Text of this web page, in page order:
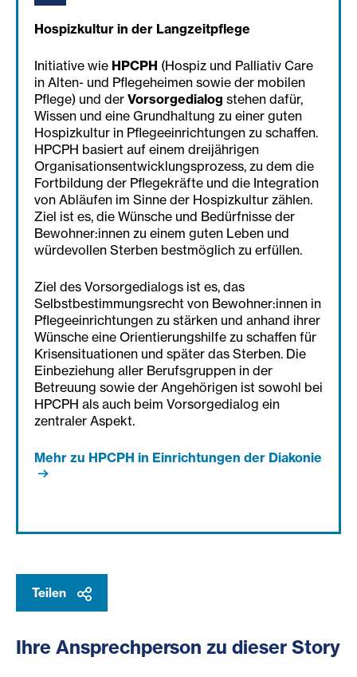
Hospizkultur in der Langzeitpflege
Initiative wie HPCPH (Hospiz und Palliativ Care
in Alten- und Pflegeheimen sowie der mobilen
Pflege) und der Vorsorgedialog stehen dafür,
Wissen und eine Grundhaltung zu einer guten
Hospizkultur in Pflegeeinrichtungen zu schaffen.
HPCPH basiert auf einem dreijährigen
Organisationsentwicklungsprozess, zu dem die
Fortbildung der Pflegekräfte und die Integration
von Abläufen im Sinne der Hospizkultur zählen.
Ziel ist es, die Wünsche und Bedürfnisse der
Bewohner:innen zu einem guten Leben und
würdevollen Sterben bestmöglich zu erfüllen.
Ziel des Vorsorgedialogs ist es, das
Selbstbestimmungsrecht von Bewohner:innen in
Pflegeeinrichtungen zu stärken und anhand ihrer
Wünsche eine Orientierungshilfe zu schaffen für
Krisensituationen und später das Sterben. Die
Einbeziehung aller Berufsgruppen in der
Betreuung sowie der Angehörigen ist sowohl bei
HPCPH als auch beim Vorsorgedialog ein
zentraler Aspekt.
Mehr zu HPCPH in Einrichtungen der Diakonie
Teilen
Ihre Ansprechperson zu dieser Story